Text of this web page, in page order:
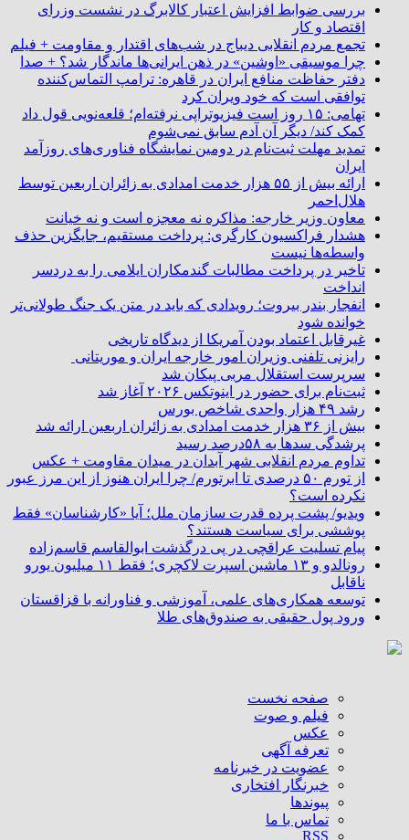
بررسی ضوابط افزایش اعتبار کالابرگ در نشست وزرای
اقتصاد و کار
تجمع مردم انقلابی دیباج در شب‌های اقتدار و مقاومت + فیلم
چرا موسیقی «اوشین» در ذهن ایرانی‌ها ماندگار شد؟ + صدا
دفتر حفاظت منافع ایران در قاهره: ترامپ التماس‌کننده
توافقی است که خود ویران کرد
تهامی: ۱۵ روز است فیزیوتراپی نرفته‌ام؛ قلعه‌نویی قول داد
کمک کند/ دیگر آن آدم سابق نمی‌شوم
تمدید مهلت ثبت‌نام در دومین نمایشگاه فناوری‌های روزآمد
ایران
ارائه بیش از ۵۵ هزار خدمت امدادی به زائران اربعین توسط
هلال‌احمر
معاون وزیر خارجه: مذاکره نه معجزه است و نه خیانت
هشدار فراکسیون کارگری: پرداخت مستقیم، جایگزین حذف
واسطه‌ها نیست
تاخیر در پرداخت مطالبات گندمکاران ایلامی را به دردسر
انداخت
انفجار بندر بیروت؛ رویدادی که باید در متن یک جنگ طولانی‌تر
خوانده شود
غیرقابل اعتماد بودن آمریکا از دیدگاه تاریخی
رایزنی تلفنی وزیران امور خارجه ایران و موریتانی
سرپرست استقلال مربی پیکان شد
ثبت‌نام برای حضور در اینوتکس ۲۰۲۶ آغاز شد
رشد ۴۹ هزار واحدی شاخص بورس
بیش از ۳۶ هزار خدمت امدادی به زائران اربعین ارائه شد
پرشدگی سدها به ۵۸درصد رسید
تداوم مردم انقلابی شهر آبدان در میدان مقاومت + عکس
از تورم ۵۰ درصدی تا ابرتورم/ چرا ایران هنوز از این مرز عبور
نکرده است؟
ویدیو/ پشت پرده قدرت سازمان ملل؛ آیا «کارشناسان» فقط
پوششی برای سیاست هستند؟
پیام تسلیت عراقچی در پی درگذشت ابوالقاسم قاسم‌زاده
رونالدو و ۱۳ ماشین اسپرت لاکچری؛ فقط ۱۱ میلیون یورو
ناقابل
توسعه همکاری‌های علمی، آموزشی و فناورانه با قزاقستان
ورود پول حقیقی به صندوق‌های طلا
صفحه نخست
فیلم و صوت
عکس
تعرفه آگهی
عضویت در خبرنامه
خبرنگار افتخاری
پیوندها
تماس با ما
RSS